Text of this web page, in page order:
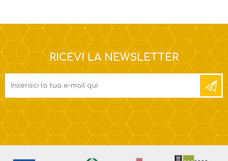
RICEVI LA NEWSLETTER